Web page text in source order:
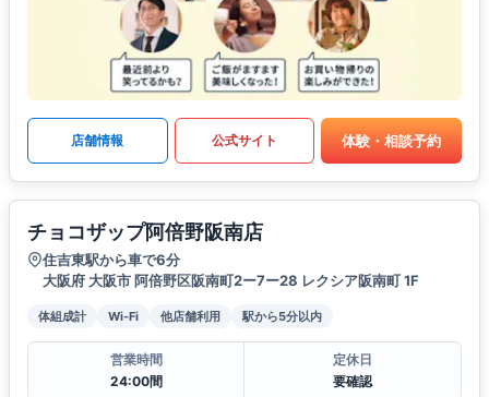
店舗情報 公式サイト 体験・相談予約
チョコザップ阿倍野阪南店
住吉東駅から車で6分
大阪府 大阪市 阿倍野区阪南町2ー7ー28 レクシア阪南町 1F
体組成計 Wi-Fi 他店舗利用 駅から5分以内
営業時間
24:00間
定休日
要確認